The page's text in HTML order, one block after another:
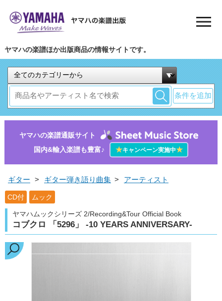
ヤマハの楽譜ほか出版商品の情報サイトです。
条件を追加
ヤマハの楽譜通販サイト
国内&輸入楽譜も豊富♪
★キャンペーン実施中★
ギター > ギター弾き語り曲集 > アーティスト
CD付 ムック
ヤマハムックシリーズ 2/Recording&Tour Official Book
コブクロ 「5296」 -10 YEARS ANNIVERSARY-